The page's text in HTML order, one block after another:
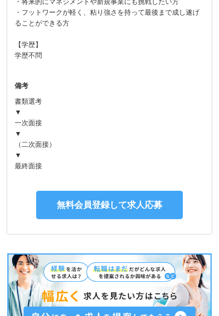
・フットワークが軽く、粘り強さを持って最後まで成し遂げ
ることができる方
【学歴】
学歴不問
備考
書類選考
▼
一次面接
▼
（二次面接）
▼
最終面接
無料会員登録して求人応募